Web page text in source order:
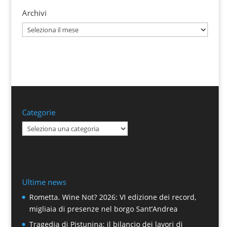
Archivi
Archivi
Categorie
Categorie
Ultime news
Rometta. Wine Not? 2026: VI edizione dei record,
migliaia di presenze nel borgo Sant’Andrea
Tragedia di Pistunina: il bilancio dei lavori di